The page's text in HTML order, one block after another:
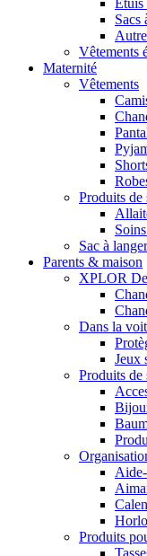
Sacs
Vêtements
Maternité
Vêtements
Produits
Sac à
Parents & maison
XPLOR
Dans la
Jeux
Produits de
Produits